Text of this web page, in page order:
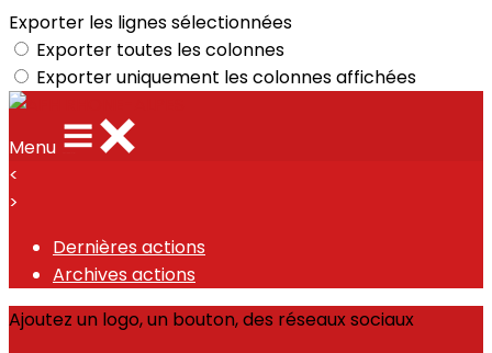
Exporter les lignes sélectionnées
Exporter toutes les colonnes
Exporter uniquement les colonnes affichées
Menu
<
>
Dernières actions
Archives actions
Ajoutez un logo, un bouton, des réseaux sociaux